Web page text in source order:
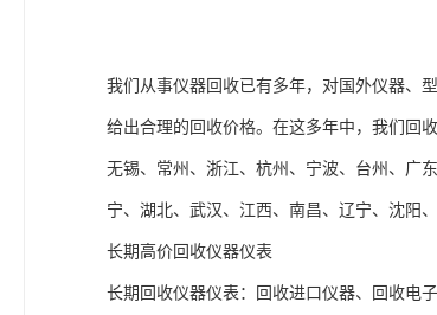
我们从事仪器回收已有多年，对国外仪器、
给出合理的回收价格。在这多年中，我们回
无锡、常州、浙江、杭州、宁波、台州、广
宁、湖北、武汉、江西、南昌、辽宁、沈阳
长期高价回收仪器仪表
长期回收仪器仪表：回收进口仪器、回收电子